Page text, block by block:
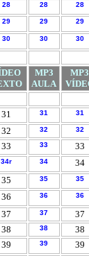
28 28 28
29 29 29
30 30 30
MP3
AULA
MP3
31 31 31
32 32 32
33 33 33
34r 34 34
35 35 35
36 36 36
37 37 37
38 38 38
39 39 39